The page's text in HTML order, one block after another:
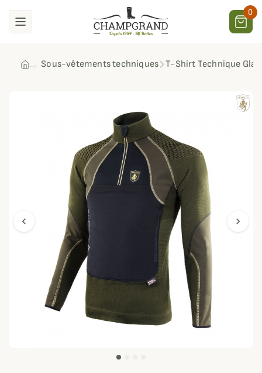
0
Sous-vêtements techniques T-Shirt Technique
chevron_left chevron_right